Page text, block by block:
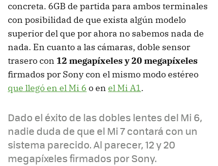
concreta. 6GB de partida para ambos terminales
con posibilidad de que exista algún modelo
superior del que por ahora no sabemos nada de
nada. En cuanto a las cámaras, doble sensor
trasero con 12 megapíxeles y 20 megapíxeles
firmados por Sony con el mismo modo estéreo
que llegó en el Mi 6 o en el Mi A1.
Dado el éxito de las dobles lentes del Mi 6,
nadie duda de que el Mi 7 contará con un
sistema parecido. Al parecer, 12 y 20
megapíxeles firmados por Sony.